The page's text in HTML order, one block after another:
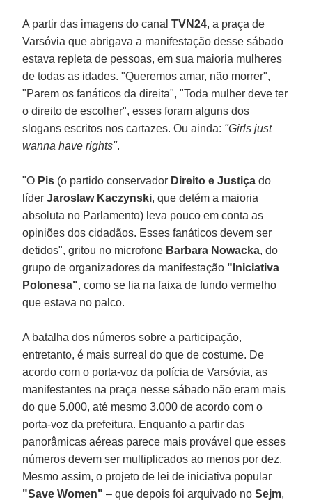
A partir das imagens do canalTVN24, a praça de
Varsóvia que abrigava a manifestação desse sábado
estava repleta de pessoas, em sua maioria mulheres
de todas as idades. "Queremos amar, não morrer",
"Parem os fanáticos da direita", "Toda mulher deve ter
o direito de escolher", esses foram alguns dos
slogans escritos nos cartazes. Ou ainda: "Girls just
wanna have rights".
"O Pis (o partido conservador Direito e Justiça do
líderJaroslaw Kaczynski, que detém a maioria
absoluta no Parlamento) leva pouco em conta as
opiniões dos cidadãos. Esses fanáticos devem ser
detidos", gritou no microfone Barbara Nowacka, do
grupo de organizadores da manifestação "Iniciativa
Polonesa", como se lia na faixa de fundo vermelho
que estava no palco.
A batalha dos números sobre a participação,
entretanto, é mais surreal do que de costume. De
acordo com o porta-voz da polícia de Varsóvia, as
manifestantes na praça nesse sábado não eram mais
do que 5.000, até mesmo 3.000 de acordo com o
porta-voz da prefeitura. Enquanto a partir das
panorâmicas aéreas parece mais provável que esses
números devem ser multiplicados ao menos por dez.
Mesmo assim, o projeto de lei de iniciativa popular
"Save Women" – que depois foi arquivado noSejm,